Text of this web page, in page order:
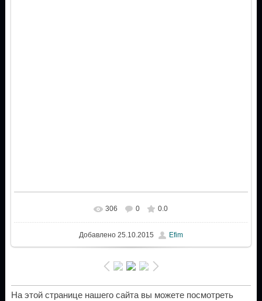
306 0 0.0
Добавлено25.10.2015 Efim
На этой странице нашего сайта вы можете посмотреть